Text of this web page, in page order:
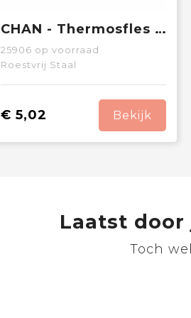
CHAN - Thermosfles 500 ml
25906 op voorraad
Roestvrij Staal
€ 5,02 Bekijk
Laatst door
Toch